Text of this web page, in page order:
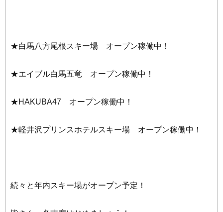
★白馬八方尾根スキー場 オープン稼働中！
★エイブル白馬五竜 オープン稼働中！
★HAKUBA47 オープン稼働中！
★軽井沢プリンスホテルスキー場 オープン稼働中！
続々と年内スキー場がオープン予定！